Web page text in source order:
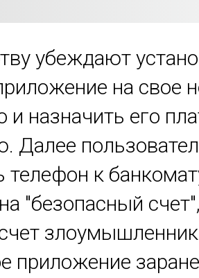
убеждают
на свое
и назначить его
Далее
телефон к
"безопасный
приложение